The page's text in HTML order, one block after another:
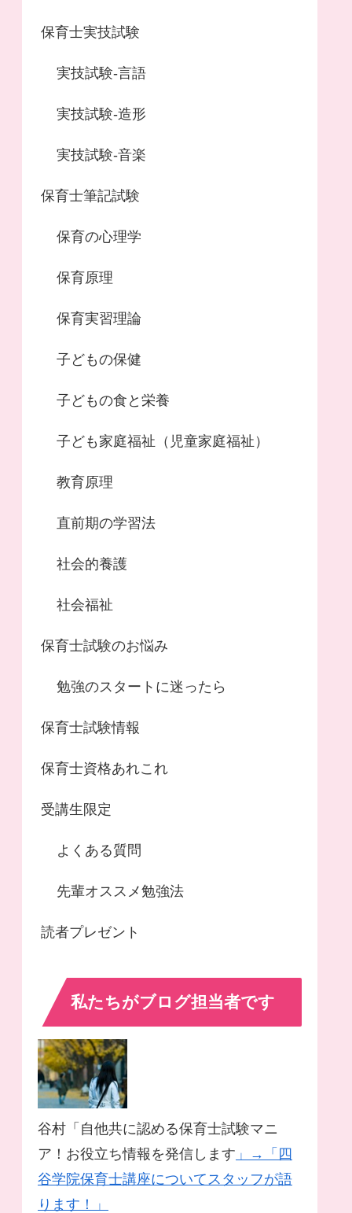
保育士実技試験
実技試験-言語
実技試験-造形
実技試験-音楽
保育士筆記試験
保育の心理学
保育原理
保育実習理論
子どもの保健
子どもの食と栄養
子ども家庭福祉（児童家庭福祉）
教育原理
直前期の学習法
社会的養護
社会福祉
保育士試験のお悩み
勉強のスタートに迷ったら
保育士試験情報
保育士資格あれこれ
受講生限定
よくある質問
先輩オススメ勉強法
読者プレゼント
私たちがブログ担当者です
谷村「自他共に認める保育士試験マニ
ア！お役立ち情報を発信します 」→「四
谷学院保育士講座についてスタッフが語
ります！」